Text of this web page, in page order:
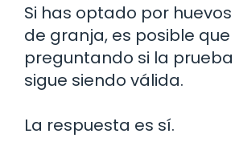
Si has optado por
de granja, es posible
preguntando si la
sigue siendo válida.
La respuesta es sí.